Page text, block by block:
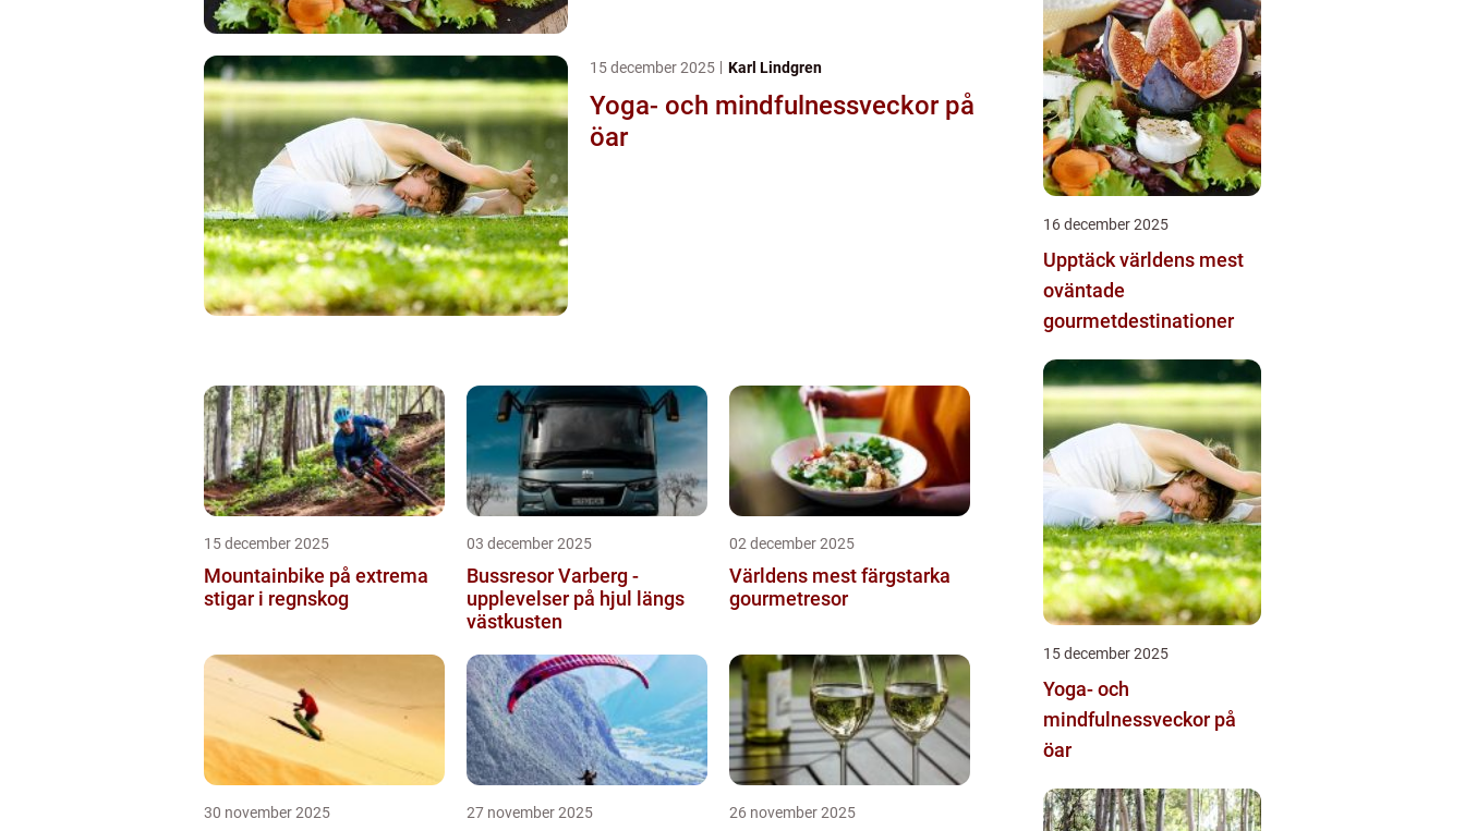
15 december 2025 Karl Lindgren
Yoga- och mindfulnessveckor på
öar
15 december 2025
Mountainbike på extrema
stigar i regnskog
03 december 2025
Bussresor Varberg -
upplevelser på hjul längs
västkusten
02 december 2025
Världens mest färgstarka
gourmetresor
30 november 2025 27 november 2025 26 november 2025
16 december 2025
Upptäck världens mest
oväntade
gourmetdestinationer
15 december 2025
Yoga- och
mindfulnessveckor på
öar